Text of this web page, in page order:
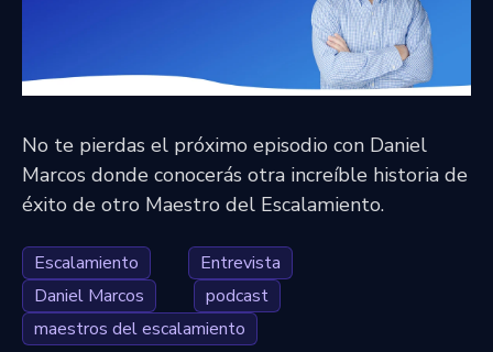
No te pierdas el próximo episodio con Daniel
Marcos donde conocerás otra increíble historia de
éxito de otro Maestro del Escalamiento.
Escalamiento
Entrevista
Daniel Marcos
podcast
maestros del escalamiento